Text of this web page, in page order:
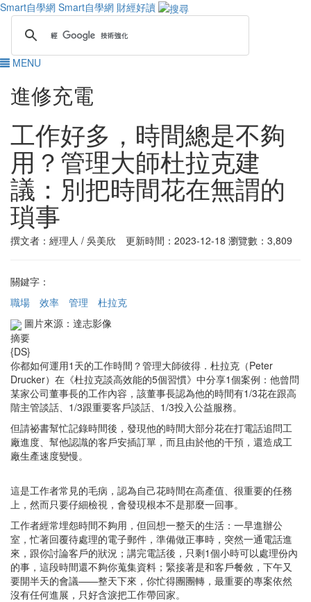
Smart自學網 Smart自學網 財經好讀
MENU
進修充電
工作好多，時間總是不夠
用？管理大師杜拉克建
議：別把時間花在無謂的
瑣事
撰文者：經理人 / 吳美欣 更新時間：2023-12-18 瀏覽數：3,809
關鍵字：
職場
效率 管理
杜拉克
圖片來源：達志影像
摘要
{DS}
你都如何運用1天的工作時間？管理大師彼得．杜拉克（Peter
Drucker）在《杜拉克談高效能的5個習慣》中分享1個案例：他曾問
某家公司董事長的工作內容，該董事長認為他的時間有1/3花在跟高
階主管談話、1/3跟重要客戶談話、1/3投入公益服務。
但請祕書幫忙記錄時間後，發現他的時間大部分花在打電話追問工
廠進度、幫他認識的客戶安插訂單，而且由於他的干預，還造成工
廠生產速度變慢。
這是工作者常見的毛病，認為自己花時間在高產值、很重要的任務
上，然而只要仔細檢視，會發現根本不是那麼一回事。
工作者經常埋怨時間不夠用，但回想一整天的生活：一早進辦公
室，忙著回覆待處理的電子郵件，準備做正事時，突然一通電話進
來，跟你討論客戶的狀況；講完電話後，只剩1個小時可以處理份內
的事，這段時間還不夠你蒐集資料；緊接著是和客戶餐敘，下午又
要開半天的會議——整天下來，你忙得團團轉，最重要的專案依然
沒有任何進展，只好含淚把工作帶回家。